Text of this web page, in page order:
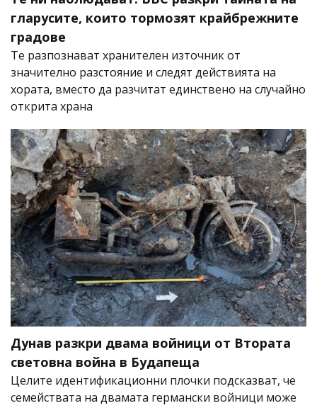
гларусите, които тормозят крайбрежните
градове
Те разпознават хранителен източник от
значително разстояние и следят действията на
хората, вместо да разчитат единствено на случайно
открита храна
Дунав разкри двама войници от Втората
световна война в Будапеща
Целите идентификационни плочки подсказват, че
семействата на двамата германски войници може